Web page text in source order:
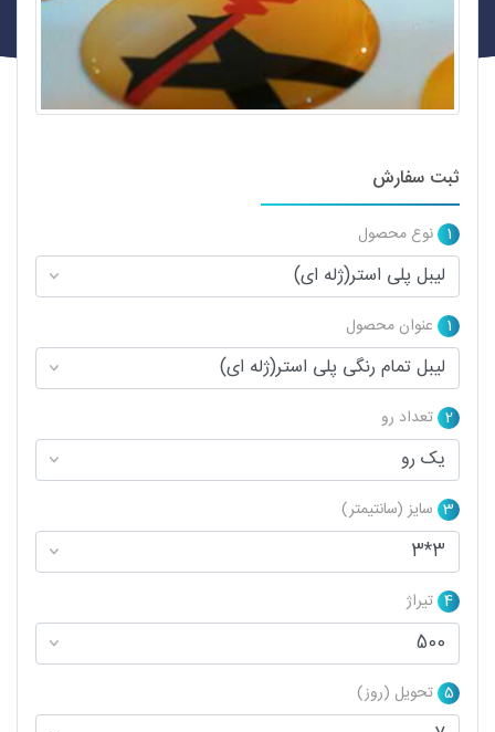
ثبت سفارش
1 نوع محصول
1 عنوان محصول
2 تعداد رو
3 سایز (سانتیمتر)
4 تیراژ
5 تحویل (روز)